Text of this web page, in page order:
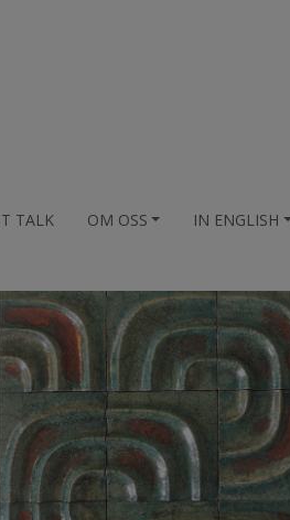
TALK OM OSS IN ENGLISH